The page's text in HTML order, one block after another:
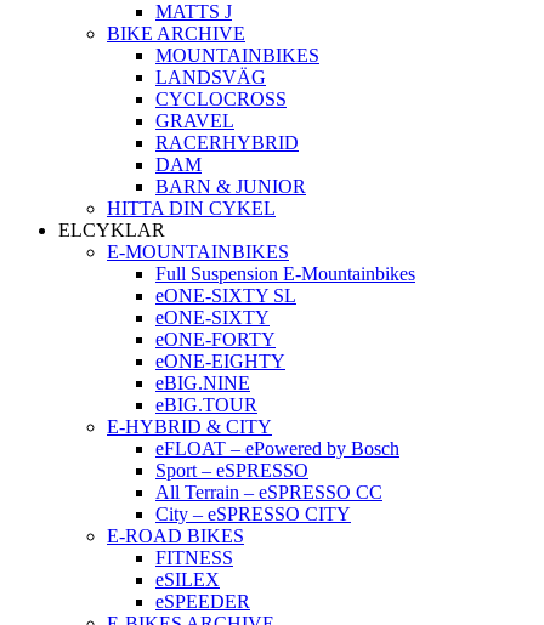
MATTS J
BIKE ARCHIVE
MOUNTAINBIKES
LANDSVÄG
CYCLOCROSS
GRAVEL
RACERHYBRID
DAM
BARN & JUNIOR
HITTA DIN CYKEL
ELCYKLAR
E-MOUNTAINBIKES
Full Suspension E-Mountainbikes
eONE-SIXTY SL
eONE-SIXTY
eONE-FORTY
eONE-EIGHTY
eBIG.NINE
eBIG.TOUR
E-HYBRID & CITY
eFLOAT – ePowered by Bosch
Sport – eSPRESSO
All Terrain – eSPRESSO CC
City – eSPRESSO CITY
E-ROAD BIKES
FITNESS
eSILEX
eSPEEDER